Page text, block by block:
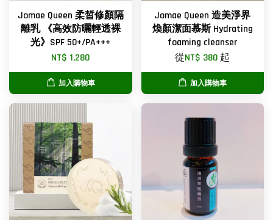
Jomae Queen 柔皙修顏隔
離乳 《高效防曬輕透裸
光》SPF 50+/PA+++
NT$ 1,280
加入購物車
Jomae Queen 造美淨界
煥顏潔面慕斯 Hydrating
foaming cleanser
從NT$ 380 起
加入購物車